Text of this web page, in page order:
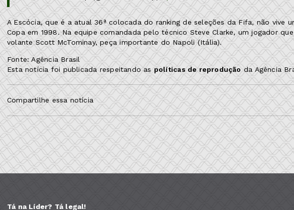
A Escócia, que é a atual 36ª colocada do ranking de seleções da Fifa, não vive
Copa em 1998. Na equipe comandada pelo técnico Steve Clarke, um jogador
volante Scott McTominay, peça importante do Napoli (Itália).
Fonte: Agência Brasil
Esta notícia foi publicada respeitando aspolíticas de reprodução da Agência
Compartilhe essa notícia
Tá na Líder? Tá legal!